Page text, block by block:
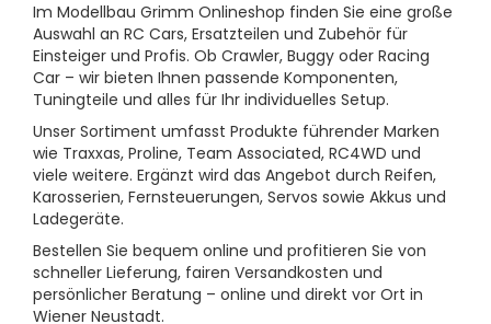
Im Modellbau Grimm Onlineshop finden Sie eine große
Auswahl an RC Cars, Ersatzteilen und Zubehör für
Einsteiger und Profis. Ob Crawler, Buggy oder Racing
Car – wir bieten Ihnen passende Komponenten,
Tuningteile und alles für Ihr individuelles Setup.
Unser Sortiment umfasst Produkte führender Marken
wie Traxxas, Proline, Team Associated, RC4WD und
viele weitere. Ergänzt wird das Angebot durch Reifen,
Karosserien, Fernsteuerungen, Servos sowie Akkus und
Ladegeräte.
Bestellen Sie bequem online und profitieren Sie von
schneller Lieferung, fairen Versandkosten und
persönlicher Beratung – online und direkt vor Ort in
Wiener Neustadt.